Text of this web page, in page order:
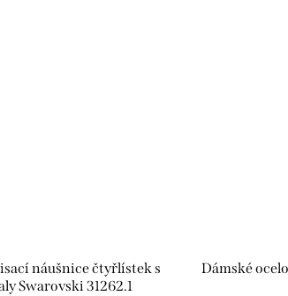
náušnice čtyřlístek s
Swarovski 31262.1
Dámské